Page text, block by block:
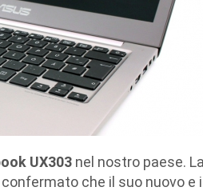
UX303 nel nostro paese.
che il suo nuovo e